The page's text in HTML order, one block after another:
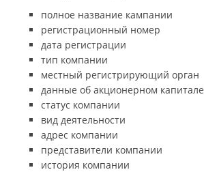
полное название кампании
регистрационный номер
дата регистрации
тип компании
местный регистрирующий орган
данные об акционерном капитале
статус компании
вид деятельности
адрес компании
представители компании
история компании